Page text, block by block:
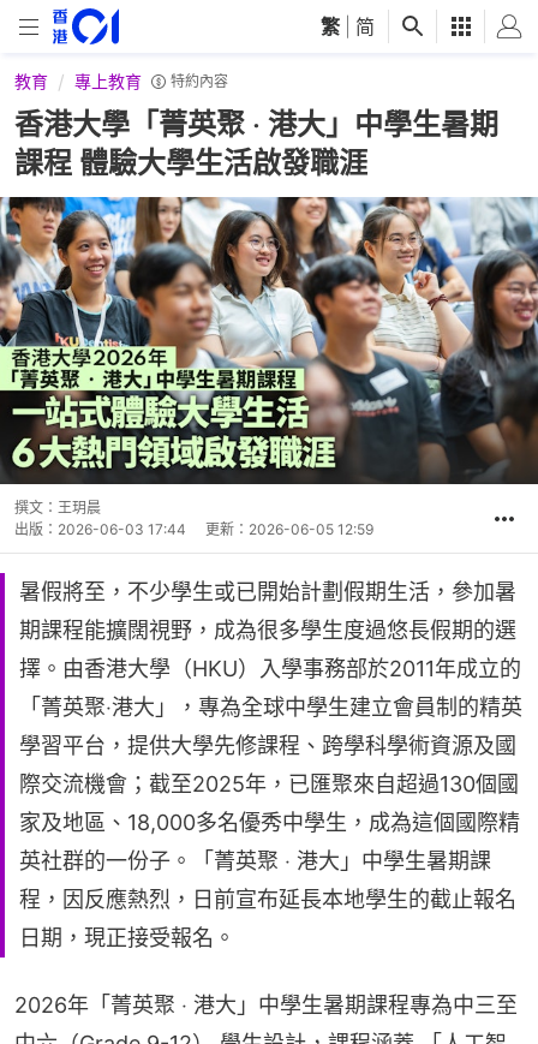
繁 简
教育 專上教育 特約內容
香港大學「菁英聚 ‧ 港大」中學生暑期
課程 體驗大學生活啟發職涯
撰文： 王玥晨
出版： 2026-06-03 17:44 更新： 2026-06-05 12:59
暑​假將至，不少學生或已開始計劃假期生活，參加​​暑
期課程​​能擴闊視野，​​成為很多學生度過悠長假期的選
擇。由香港大學（HKU）入學事務部於2011年成立的
「菁英聚‧港大」，專為全球中學生建立會員制的精英
學習平台，提供大學先修課程、跨學科學術資源及國
際交流機會；截至2025年，已匯聚來自超過130個國
家及地區、18,000多名優秀中學生，成為這個國際精
英社群的一份子。「菁英聚 ‧ 港大」中學生暑期課
程，因反應熱烈，日前​​宣​​布延長本地學生的截止報名
日期，現正接受報名。​
2026年「菁英聚 ‧ 港大」中學生暑期課程專為中三至